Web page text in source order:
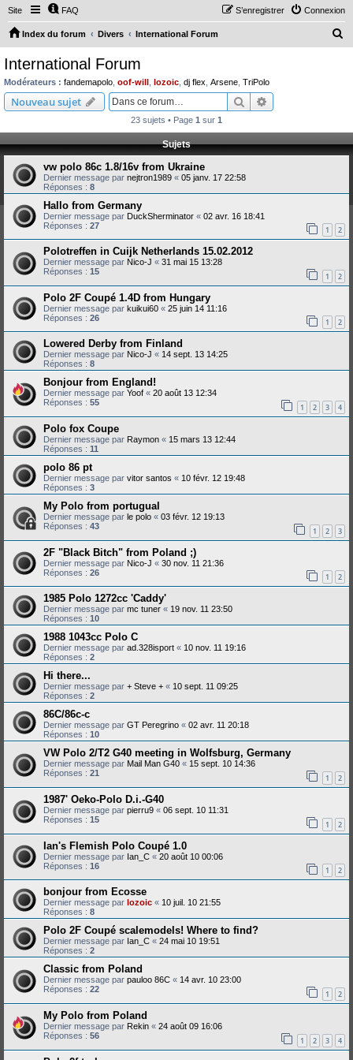
Site FAQ Connexion
S’enregistrer
Index du forum Divers International Forum
c
International Forum
Modérateurs : fandemapolo oof-will lozoic dj flex Arsene TriPolo
Nouveau sujet Rechercher
23 sujets • Page 1 sur 1
Sujets
vw polo 86c 1.8/16v from Ukraine
Dernier message par nejtron1989 « 05 janv. 17 22:58
Réponses : 8
Hallo from Germany
Dernier message par DuckSherminator « 02 avr. 16 18:41
Réponses : 27 1 2
Polotreffen in Cuijk Netherlands 15.02.2012
Dernier message par Nico-J « 31 mai 15 13:28
Réponses : 15 1 2
Polo 2F Coupé 1.4D from Hungary
Dernier message par kuikui60 « 25 juin 14 11:16
Réponses : 26 1 2
Lowered Derby from Finland
Dernier message par Nico-J « 14 sept. 13 14:25
Réponses : 8
Bonjour from England!
Dernier message par Yoof « 20 août 13 12:34
Réponses : 55 1 2 3 4
Polo fox Coupe
Dernier message par Raymon « 15 mars 13 12:44
Réponses : 11
polo 86 pt
Dernier message par vitor santos « 10 févr. 12 19:48
Réponses : 3
My Polo from portugual
Dernier message par le polo « 03 févr. 12 19:13
Réponses : 43 1 2 3
2F "Black Bitch" from Poland ;)
Dernier message par Nico-J « 30 nov. 11 21:36
Réponses : 26 1 2
1985 Polo 1272cc 'Caddy'
Dernier message par mc tuner « 19 nov. 11 23:50
Réponses : 10
1988 1043cc Polo C
Dernier message par ad.328isport « 10 nov. 11 19:16
Réponses : 2
Hi there...
Dernier message par + Steve + « 10 sept. 11 09:25
Réponses : 2
86C/86c-c
Dernier message par GT Peregrino « 02 avr. 11 20:18
Réponses : 10
VW Polo 2/T2 G40 meeting in Wolfsburg, Germany
Dernier message par Mail Man G40 « 15 sept. 10 14:36
Réponses : 21 1 2
1987' Oeko-Polo D.i.-G40
Dernier message par pierru9 « 06 sept. 10 11:31
Réponses : 15 1 2
Ian's Flemish Polo Coupé 1.0
Dernier message par Ian_C « 20 août 10 00:06
Réponses : 16 1 2
bonjour from Ecosse
Dernier message par lozoic « 10 juil. 10 21:55
Réponses : 8
Polo 2F Coupé scalemodels! Where to find?
Dernier message par Ian_C « 24 mai 10 19:51
Réponses : 2
Classic from Poland
Dernier message par pauloo 86C « 14 avr. 10 23:00
Réponses : 22 1 2
My Polo from Poland
Dernier message par Rekin « 24 août 09 16:06
Réponses : 56 1 2 3 4